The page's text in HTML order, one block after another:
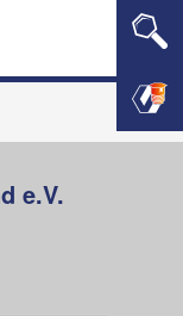
e.V.